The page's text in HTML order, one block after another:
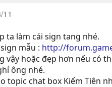
11
ta làm cái sign tang nhé.
mẫu : http://
vậy hoặc đẹp hơn nếu có
ông nhé.
topic chat box Kiếm Tiên